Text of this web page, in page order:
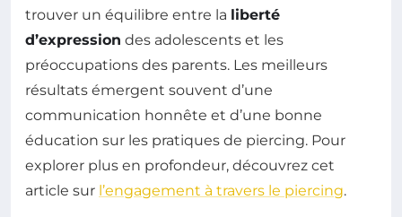
trouver un équilibre entre la liberté
d’expression des adolescents et les
préoccupations des parents. Les meilleurs
résultats émergent souvent d’une
communication honnête et d’une bonne
éducation sur les pratiques de piercing. Pour
explorer plus en profondeur, découvrez cet
article sur l’engagement à travers le piercing.